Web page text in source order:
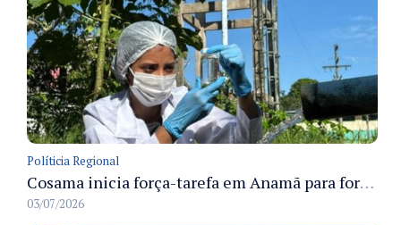
Políticia Regional
Cosama inicia força-tarefa em Anamã para fortalecer abastecimento de água e segurança hídrica da população
03/07/2026